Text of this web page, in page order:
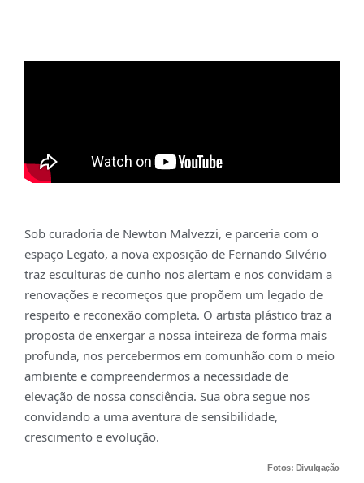
Sob curadoria de Newton Malvezzi, e parceria com o
espaço Legato, a nova exposição de Fernando Silvério
traz esculturas de cunho nos alertam e nos convidam a
renovações e recomeços que propõem um legado de
respeito e reconexão completa. O artista plástico traz a
proposta de enxergar a nossa inteireza de forma mais
profunda, nos percebermos em comunhão com o meio
ambiente e compreendermos a necessidade de
elevação de nossa consciência. Sua obra segue nos
convidando a uma aventura de sensibilidade,
crescimento e evolução.
Fotos: Divulgação